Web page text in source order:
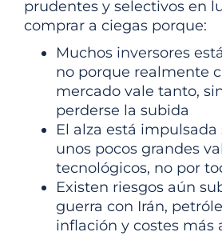
prudentes y selectivos en
comprar a ciegas porque:
Muchos inversores
no porque realmente
mercado vale tanto,
perderse la subida
El alza está
unos pocos grandes
tecnológicos, no por
Existen riesgos aún
guerra con Irán,
inflación y costes más